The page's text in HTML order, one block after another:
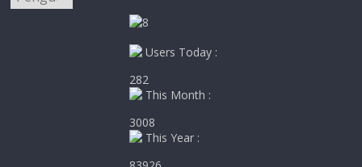
Users Today :
282
This Month :
3008
This Year :